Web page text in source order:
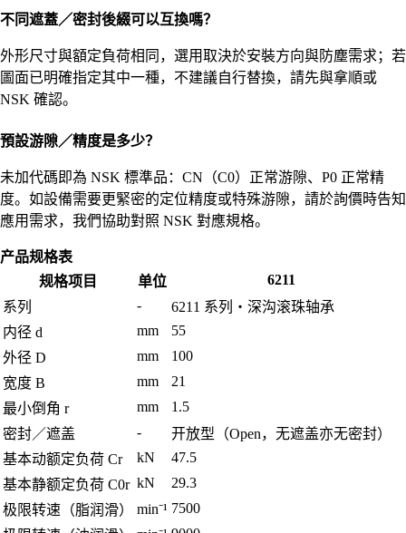
不同遮蓋／密封後綴可以互換嗎？
外形尺寸與額定負荷相同，選用取決於安裝方向與防塵需求；若
圖面已明確指定其中一種，不建議自行替換，請先與拿順或
NSK 確認。
預設游隙／精度是多少？
未加代碼即為 NSK 標準品：CN（C0）正常游隙、P0 正常精
度。如設備需要更緊密的定位精度或特殊游隙，請於詢價時告知
應用需求，我們協助對照 NSK 對應規格。
产品规格表
规格项目
单位
6211
系列
-
6211 系列・深沟滚珠轴承
内径 d
mm
55
外径 D
mm
100
宽度 B
mm
21
最小倒角 r
mm
1.5
密封／遮盖
-
开放型（Open，无遮盖亦无密封）
基本动额定负荷 Cr
kN
47.5
基本静额定负荷 C0r kN
29.3
极限转速（脂润滑）
min⁻¹ 7500